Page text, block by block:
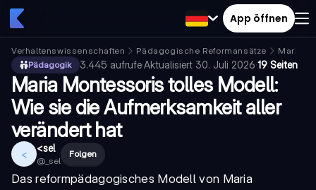
App öffnen
Verhaltenswissenschaften Pädagogische Reformansätze
Maria
Pädagogik
3.445 aufrufe·Aktualisiert 30. Juli 2026·19 Seiten
Maria Montessoris tolles Modell:
Wie sie die Aufmerksamkeit aller
verändert hat
< <sel
@ _sel
Folgen
Dasreformpädagogisches Modell von Maria